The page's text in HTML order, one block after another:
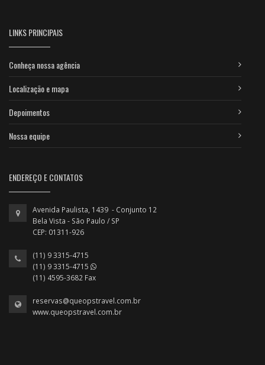
LINKS PRINCIPAIS
Conheça nossa agência
Localização e mapa
Depoimentos
Nossa equipe
ENDEREÇO E CONTATOS
Avenida Paulista, 1439 - Conjunto 12
Bela Vista - São Paulo / SP
CEP: 01311-926
(11) 9 3315-4715
(11) 9 3315-4715
(11) 4595-3682 Fax
reservas@queopstravel.com.br
www.queopstravel.com.br